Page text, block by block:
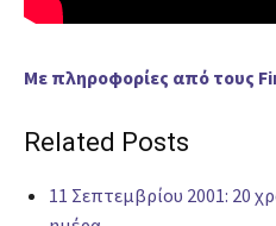
Με πληροφορίες από τους
Related Posts
11 Σεπτεμβρίου 2001: 20